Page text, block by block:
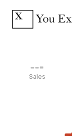
Sales